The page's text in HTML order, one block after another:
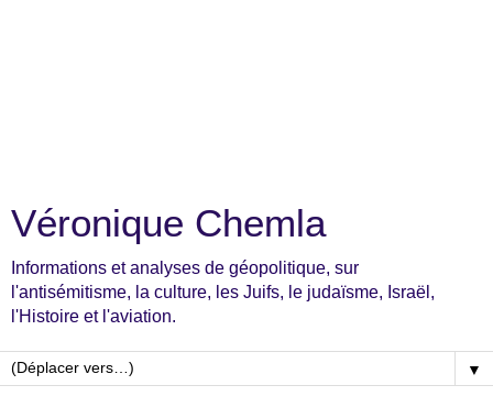
Véronique Chemla
Informations et analyses de géopolitique, sur
l'antisémitisme, la culture, les Juifs, le judaïsme, Israël,
l'Histoire et l'aviation.
▼